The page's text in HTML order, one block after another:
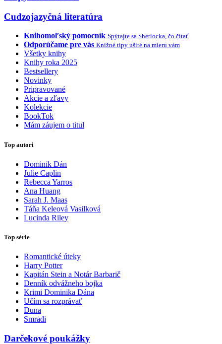
Cudzojazyčná literatúra
Knihomoľský pomocník Spýtajte sa Sherlocka, čo čítať
Odporúčame pre vás Knižné tipy ušité na mieru vám
Všetky knihy
Knihy roka 2025
Bestsellery
Novinky
Pripravované
Akcie a zľavy
Kolekcie
BookTok
Mám záujem o titul
Top autori
Dominik Dán
Julie Caplin
Rebecca Yarros
Ana Huang
Sarah J. Maas
Táňa Keleová Vasilková
Lucinda Riley
Top série
Romantické úteky
Harry Potter
Kapitán Stein a Notár Barbarič
Denník odvážneho bojka
Krimi Dominika Dána
Učím sa rozprávať
Duna
Smradi
Darčekové poukážky